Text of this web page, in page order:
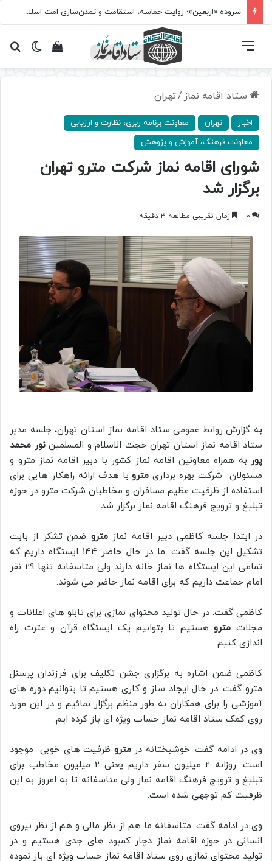
سروده‌ «اربعین»؛ روایت حماسه، استقامت و تمدن‌سازی امت اسلامی
تغییرمشاهده فهرست
ستاد اقامه نماز /تهران
اخبار تهران
معاونت ‌برنامه ریزی، نظارت و ارزیابی
معاونت فرهنگ، آموزش و پژوهش
شورای اقامه نماز شرکت مترو تهران
برگزار شد
0 زمان تقریبی مطالعه 3 دقیقه
به گزارش روابط عمومی ستاد اقامه نماز استان تهران، جلسه مدیر
ستاد اقامه نماز استان تهران حجت الاسلام و المسلمیننور محمد
پور به همراه معاونین اقامه نماز کشور با دبیر اقامه نماز مترو و
مسئولان شرکت بهره برداری متروبا هدف ارائه راهکار هایی برای
استفاده از ظرفیت عظیم مسافران و مخاطبان شرکت مترو در حوزه
تبلیغ و ترویج فرهنگ اقامه نماز برگزار شد.
در ابتدا جلسه کاظمی دبیر اقامه نمازمترو ضمن تشکر از بابت
تشکیل این جلسه گفت: ما در حال حاضر 144 ایستگاه داریم که
تمامی این ایستگاه ها نماز خانه دارند ولی متاسفانه تنها 29 نفر
امام جماعت داریم که برای اقامه نماز حاضر می شوند.
کاظمی گفت: در حال تولید محتوای نمازی برای تابلو های اعلانات و
مجلاتمتروهستیم تا بتوانیم یک ایستگاه قرآن و عترت راه
اندازی کنیم.
کاظمی ضمن اشاره به برگزاری جشن تکلیف برای فرزندان پرسنل
مترو گفت: در حال ایجاد ساز و کاری هستیم تا بتوانیم دوره های
آموزشی را برای همکاران به طور منظم برگزار نمائیم و در این مورد
روی کمک ستاد اقامه نماز حساب ویژه ای باز کرده ایم.
وی در ادامه گفت: خوشبختانه درمترو ظرفیت های خوبی موجود
است. روزانه 2 میلیون سفر داریم یعنی 2 میلیون مخاطب برای
تبلیغ و ترویج فرهنگ اقامه نماز ولی متاسفانه تا به امروز به این
ظرفیت کم توجهی شده است.
وی در ادامه گفت: متاسفانه ما هم از نظر مالی و هم از نظر نیروی
انسانی در حوزه اقامه نماز دچار کمبود های جدی هستیم و در
تولید محتوای نمازی روی ستاد اقامه نماز حساب ویژه ای باز نموده